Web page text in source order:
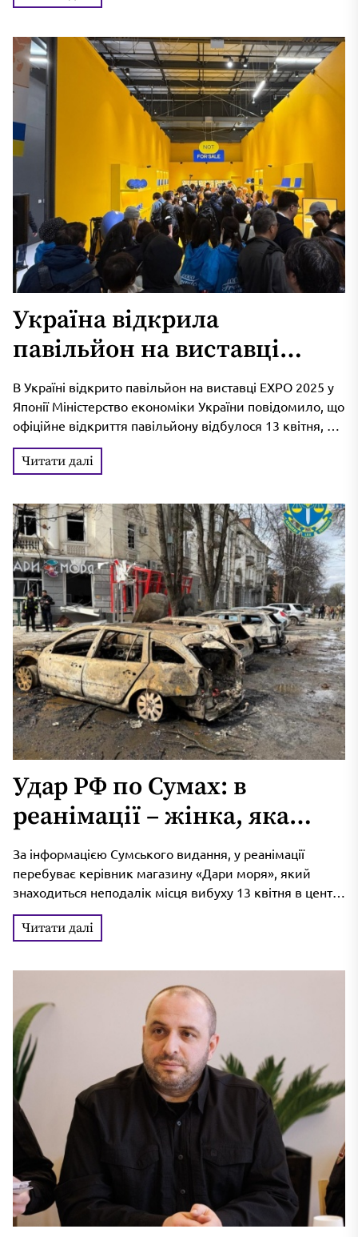
Україна відкрила
павільйон на виставці
EXPO 2025 в Японії
В Україні відкрито павільйон на виставці EXPO 2025 у
Японії Міністерство економіки України повідомило, що
офіційне відкриття павільйону відбулося 13 квітня, в
день початку виставки....
Читати далі
Удар РФ по Сумах: в
реанімації – жінка, яка
вибігла на допомогу дітям
після першого «прильоту»
За інформацією Сумського видання, у реанімації
перебуває керівник магазину «Дари моря», який
знаходиться неподалік місця вибуху 13 квітня в центрі
Сум. Жінка разом із колегами...
Читати далі